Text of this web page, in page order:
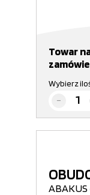
Towar
Wybierz